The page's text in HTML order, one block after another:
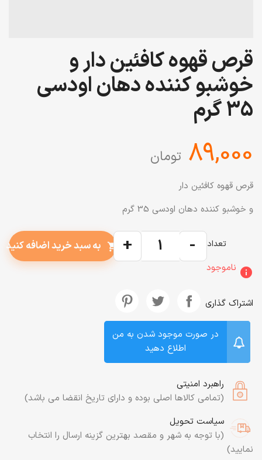
قرص قهوه کافئین دار و
خوشبو کننده دهان اودسی
35 گرم
‎89,000 تومان
قرص قهوه کافئین دار
و خوشبو کننده دهان اودسی 35 گرم
تعداد -
+
shopping_cart به سبد خرید اضافه کنید
info ناموجود
اشتراک گذاری
در صورت موجود شدن به من
اطلاع دهید
راهبرد امنیتی
(تمامی کالاها اصلی بوده و دارای تاریخ انقضا می باشد)
سیاست تحویل
(با توجه به شهر و مقصد بهترین گزینه ارسال را انتخاب
نمایید)